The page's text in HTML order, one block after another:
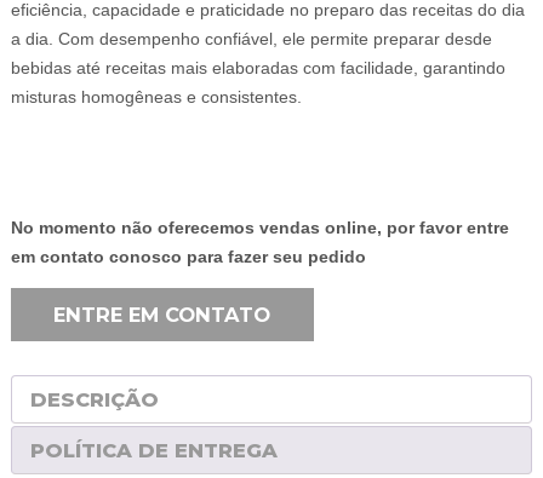
eficiência, capacidade e praticidade no preparo das receitas do dia
a dia. Com desempenho confiável, ele permite preparar desde
bebidas até receitas mais elaboradas com facilidade, garantindo
misturas homogêneas e consistentes.
No momento não oferecemos vendas online, por favor entre
em contato conosco para fazer seu pedido
ENTRE EM CONTATO
DESCRIÇÃO
POLÍTICA DE ENTREGA